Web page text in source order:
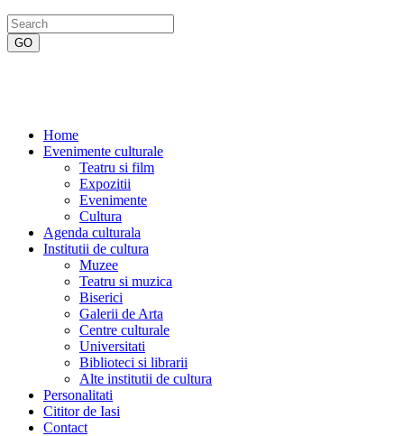
Home
Evenimente culturale
Teatru si film
Expozitii
Evenimente
Cultura
Agenda culturala
Institutii de cultura
Muzee
Teatru si muzica
Biserici
Galerii de Arta
Centre culturale
Universitati
Biblioteci si librarii
Alte institutii de cultura
Personalitati
Cititor de Iasi
Contact